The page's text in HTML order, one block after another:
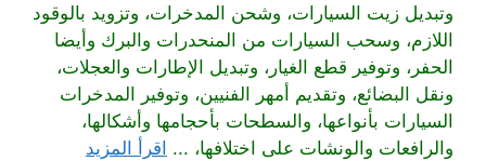
وتبديل زيت السيارات، وشحن المدخرات، وتزويد بالوقود
اللازم، وسحب السيارات من المنحدرات والبرك وأيضا
الحفر، وتوفير قطع الغيار، وتبديل الإطارات والعجلات،
ونقل البضائع، وتقديم أمهر الفنيين، وتوفير المدخرات
السيارات بأنواعها، والسطحات بأحجامها وأشكالها،
والرافعات والونشات على اختلافها، ... اقرأ المزيد